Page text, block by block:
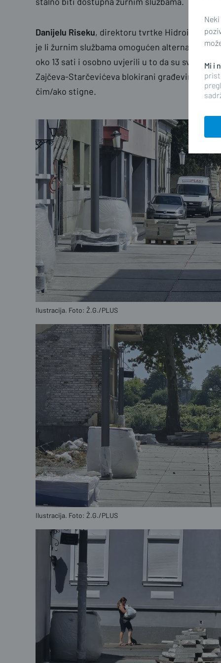
Danijelu Riseku, direktoru tvrtke Hidroing
je li žurnim službama omogućen alternativni
oko 13 sati i osobno uvjerili u to da su svi
Zajčeva-Starčevićeva blokirani građevinskim
čim/ako stigne.
Ilustracija. Foto: Ž.G./PLUS
Ilustracija. Foto: Ž.G./PLUS
Mi i